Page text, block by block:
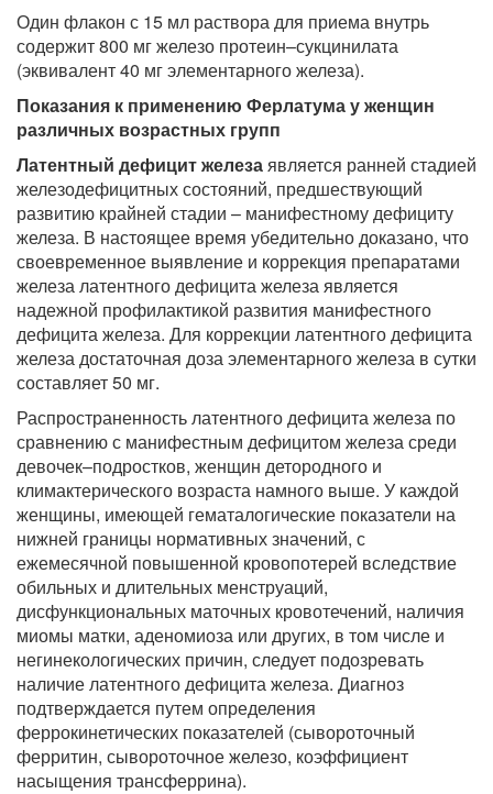
Один флакон с 15 мл раствора для приема внутрь
содержит 800 мг железо протеин–сукцинилата
(эквивалент 40 мг элементарного железа).
Показания к применению Ферлатума у женщин
различных возрастных групп
Латентный дефицит железаявляется ранней стадией
железодефицитных состояний, предшествующий
развитию крайней стадии – манифестному дефициту
железа. В настоящее время убедительно доказано, что
своевременное выявление и коррекция препаратами
железа латентного дефицита железа является
надежной профилактикой развития манифестного
дефицита железа. Для коррекции латентного дефицита
железа достаточная доза элементарного железа в сутки
составляет 50 мг.
Распространенность латентного дефицита железа по
сравнению с манифестным дефицитом железа среди
девочек–подростков, женщин детородного и
климактерического возраста намного выше. У каждой
женщины, имеющей гематалогические показатели на
нижней границы нормативных значений, с
ежемесячной повышенной кровопотерей вследствие
обильных и длительных менструаций,
дисфункциональных маточных кровотечений, наличия
миомы матки, аденомиоза или других, в том числе и
негинекологических причин, следует подозревать
наличие латентного дефицита железа. Диагноз
подтверждается путем определения
феррокинетических показателей (сывороточный
ферритин, сывороточное железо, коэффициент
насыщения трансферрина).